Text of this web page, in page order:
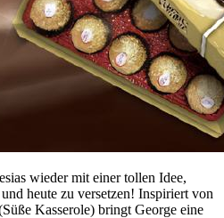
wieder mit einer tollen Idee,
heute zu versetzen! Inspiriert von
Kasserole) bringt George eine